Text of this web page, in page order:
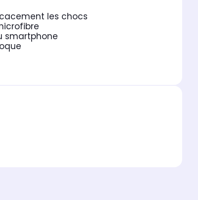
les chocs
smartphone